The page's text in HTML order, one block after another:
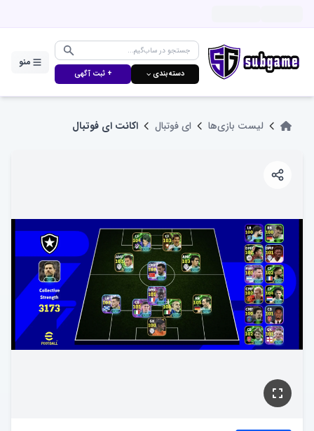
دسته‌بندی ⌵ + ثبت آگهی
منو
لیست بازی‌ها ای فوتبال اکانت ای فوتبال